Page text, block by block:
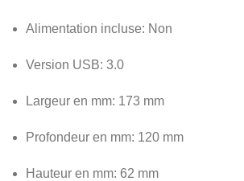
Alimentation incluse: Non
Version USB: 3.0
Largeur en mm: 173 mm
Profondeur en mm: 120 mm
Hauteur en mm: 62 mm